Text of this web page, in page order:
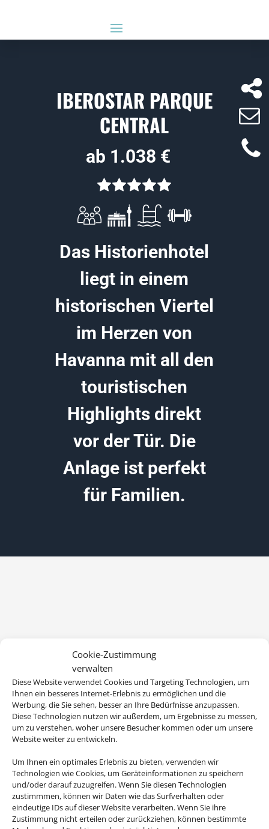
Cookie-Zustimmung
verwalten
Diese Website verwendet Cookies und Targeting Technologien, um
Ihnen ein besseres Internet-Erlebnis zu ermöglichen und die
Werbung, die Sie sehen, besser an Ihre Bedürfnisse anzupassen.
Diese Technologien nutzen wir außerdem, um Ergebnisse zu messen,
um zu verstehen, woher unsere Besucher kommen oder um unsere
Website weiter zu entwickeln.
Um Ihnen ein optimales Erlebnis zu bieten, verwenden wir
Technologien wie Cookies, um Geräteinformationen zu speichern
und/oder darauf zuzugreifen. Wenn Sie diesen Technologien
zustimmmen, können wir Daten wie das Surfverhalten oder
eindeutige IDs auf dieser Website verarbeiten. Wenn Sie ihre
Zustimmung nicht erteilen oder zurückziehen, können bestimmte
IBEROSTAR PARQUE
CENTRAL
ab 1.038 €
Das Historienhotel
liegt in einem
historischen Viertel
im Herzen von
Havanna mit all den
touristischen
Highlights direkt
vor der Tür. Die
Anlage ist perfekt
für Familien.